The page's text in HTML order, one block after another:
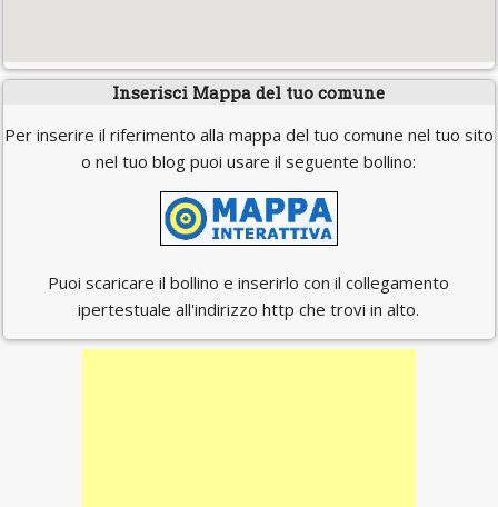
Inserisci Mappa del tuo comune
Per inserire il riferimento alla mappa del tuo comune nel tuo sito
o nel tuo blog puoi usare il seguente bollino:
Puoi scaricare il bollino e inserirlo con il collegamento
ipertestuale all'indirizzo http che trovi in alto.